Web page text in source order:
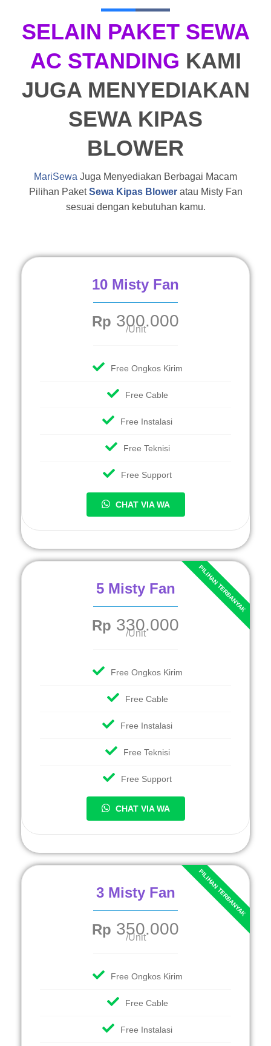
SELAIN PAKET SEWA
AC STANDING KAMI
JUGA MENYEDIAKAN
SEWA KIPAS
BLOWER
MariSewa Juga Menyediakan Berbagai Macam
Pilihan PaketSewa Kipas Bloweratau Misty Fan
sesuai dengan kebutuhan kamu.
10 Misty Fan
Rp 300.000
/Unit
Free Ongkos Kirim
Free Cable
Free Instalasi
Free Teknisi
Free Support
CHAT VIA WA
5 Misty Fan
Rp 330.000
/Unit
Free Ongkos Kirim
Free Cable
Free Instalasi
Free Teknisi
Free Support
CHAT VIA WA
3 Misty Fan
Rp 350.000
/Unit
Free Ongkos Kirim
Free Cable
Free Instalasi